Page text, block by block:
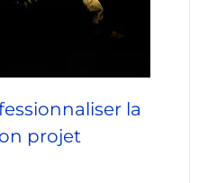
la
projet